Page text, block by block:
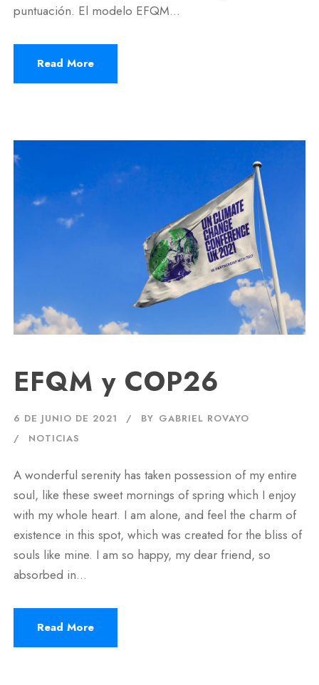
puntuación. El modelo EFQM...
Read More
EFQM y COP26
6 DE JUNIO DE 2021 BY GABRIEL ROVAYO
NOTICIAS
A wonderful serenity has taken possession of my entire
soul, like these sweet mornings of spring which I enjoy
with my whole heart. I am alone, and feel the charm of
existence in this spot, which was created for the bliss of
souls like mine. I am so happy, my dear friend, so
absorbed in...
Read More